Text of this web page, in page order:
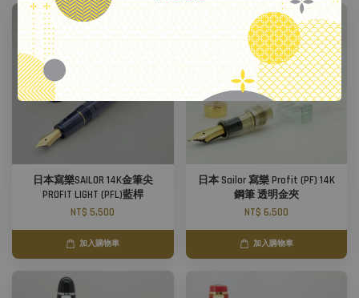
日本寫樂SAILOR 14K金筆尖
PROFIT LIGHT (PFL)藍桿
NT$ 5,500
加入購物車
日本 Sailor 寫樂 Profit (PF) 14K
鋼筆 透明金夾
NT$ 6,500
加入購物車